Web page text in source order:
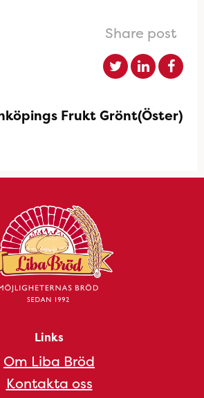
Share post
Frukt Grönt(Öster)
Links
Om Liba Bröd
Kontakta oss